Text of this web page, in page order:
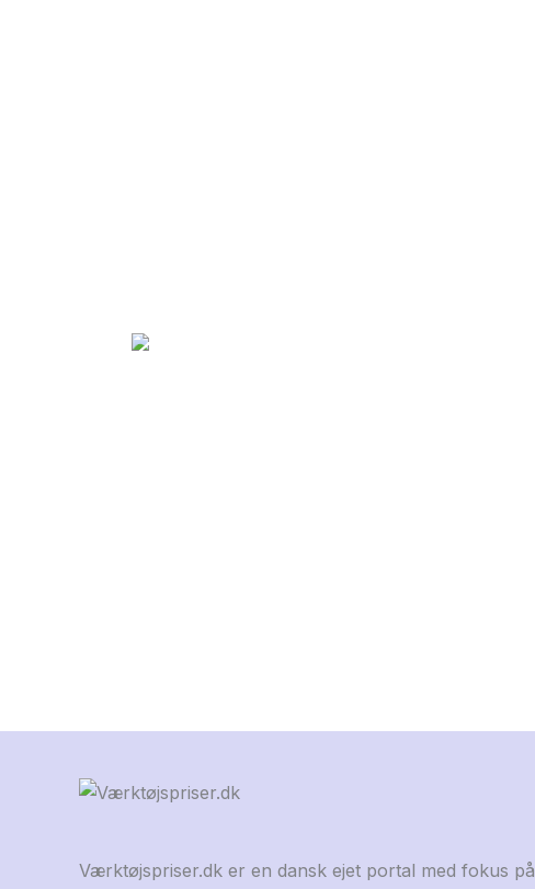
Værktøjspriser.dk er en dansk ejet portal med fokus på